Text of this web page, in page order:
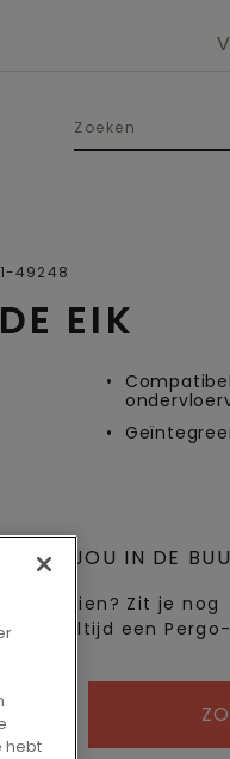
EIK
49248
BIJ JOU IN DE
echt zien? Zit je nog
Er is altijd een Pergo-
hebt